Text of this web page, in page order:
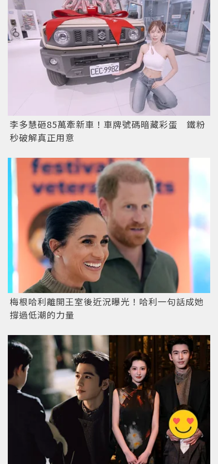
李多慧砸85萬牽新車！車牌號碼暗藏彩蛋 鐵粉
秒破解真正用意
梅根哈利離開王室後近況曝光！哈利一句話成她
撐過低潮的力量